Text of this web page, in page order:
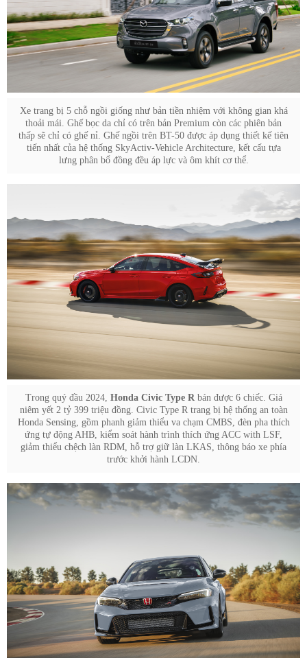
Xe trang bị 5 chỗ ngồi giống như bản tiền nhiệm với không gian khá
thoải mái. Ghế bọc da chỉ có trên bản Premium còn các phiên bản
thấp sẽ chỉ có ghế nỉ. Ghế ngồi trên BT-50 được áp dụng thiết kế tiên
tiến nhất của hệ thống SkyActiv-Vehicle Architecture, kết cấu tựa
lưng phân bổ đồng đều áp lực và ôm khít cơ thể.
Trong quý đầu 2024, Honda Civic Type Rbán được 6 chiếc. Giá
niêm yết 2 tỷ 399 triệu đồng. Civic Type R trang bị hệ thống an toàn
Honda Sensing, gồm phanh giảm thiểu va chạm CMBS, đèn pha thích
ứng tự động AHB, kiểm soát hành trình thích ứng ACC with LSF,
giảm thiểu chệch làn RDM, hỗ trợ giữ làn LKAS, thông báo xe phía
trước khởi hành LCDN.